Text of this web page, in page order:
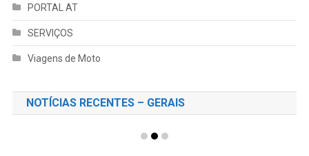
PORTAL AT
SERVIÇOS
Viagens de Moto
NOTÍCIAS RECENTES – GERAIS